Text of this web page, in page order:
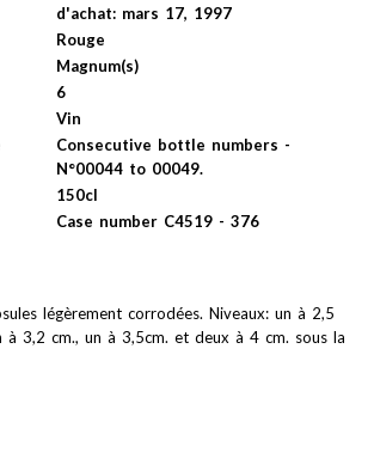
d'achat: mars 17, 1997
Rouge
Magnum(s)
6
Vin
Consecutive bottle numbers -
N°00044 to 00049.
150cl
Case number C4519 - 376
légèrement corrodées. Niveaux: un à 2,5
à 3,2 cm., un à 3,5cm. et deux à 4 cm. sous la